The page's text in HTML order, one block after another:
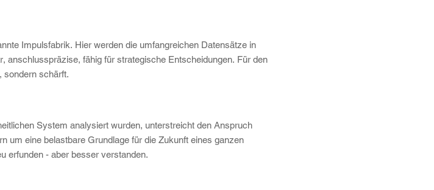
Impulsfabrik. Hier werden die umfangreichen Datensätze in
anschlusspräzise, fähig für strategische Entscheidungen. Für den
sondern schärft.
System analysiert wurden, unterstreicht den Anspruch
um eine belastbare Grundlage für die Zukunft eines ganzen
erfunden - aber besser verstanden.